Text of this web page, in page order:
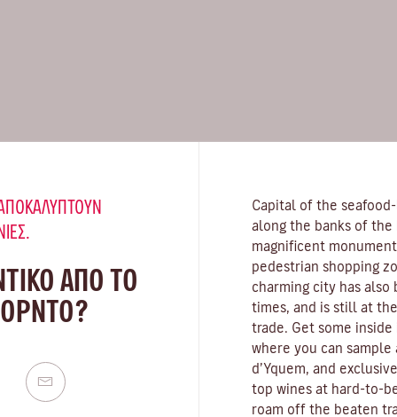
ΑΠΟ ΤΟ
Capital of the
along the banks of the
magnificent
pedestrian shopping
charming city has also
times, and is still at
trade. Get some
where you can sample
d’Yquem, and
top wines at hard-to-
roam off the beaten